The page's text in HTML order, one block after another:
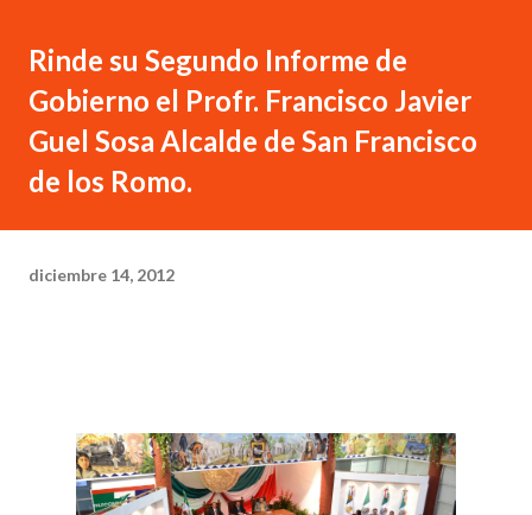
Rinde su Segundo Informe de
Gobierno el Profr. Francisco Javier
Guel Sosa Alcalde de San Francisco
de los Romo.
diciembre 14, 2012